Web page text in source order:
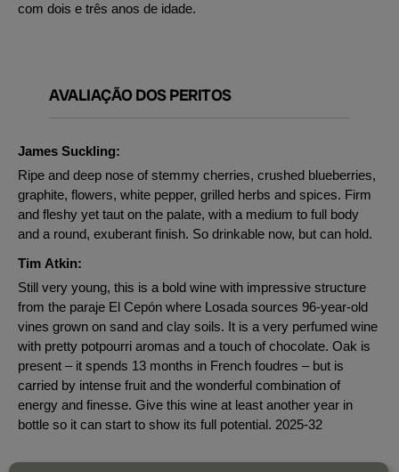
com dois e três anos de idade.
AVALIAÇÃO DOS PERITOS
James Suckling:
Ripe and deep nose of stemmy cherries, crushed blueberries,
graphite, flowers, white pepper, grilled herbs and spices. Firm
and fleshy yet taut on the palate, with a medium to full body
and a round, exuberant finish. So drinkable now, but can hold.
Tim Atkin:
Still very young, this is a bold wine with impressive structure
from the paraje El Cepón where Losada sources 96-year-old
vines grown on sand and clay soils. It is a very perfumed wine
with pretty potpourri aromas and a touch of chocolate. Oak is
present – it spends 13 months in French foudres – but is
carried by intense fruit and the wonderful combination of
energy and finesse. Give this wine at least another year in
bottle so it can start to show its full potential. 2025-32